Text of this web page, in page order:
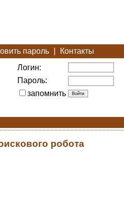
пароль
Контакты
Логин:
Пароль:
запомнить
робота